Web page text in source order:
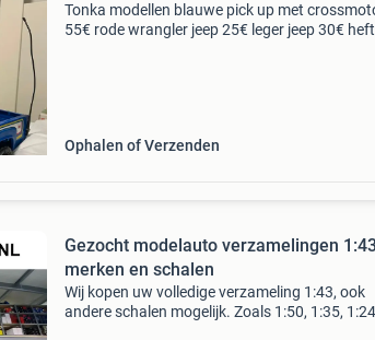
Tonka modellen blauwe pick up met
55€ rode wrangler jeep 25€ leger jeep 30€
Ophalen of Verzenden
Gezocht modelauto verzamelingen
merken en schalen
Wij kopen uw volledige verzameling 1:43, ook
andere schalen mogelijk. Zoals 1:50, 1:35,